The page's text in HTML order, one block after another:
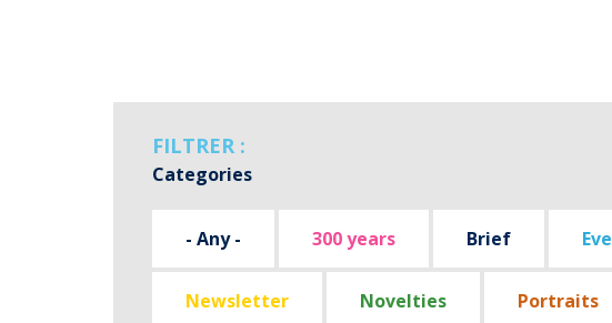
FILTRER :
Categories
- Any - 300 years Brief
Newsletter Novelties Portraits